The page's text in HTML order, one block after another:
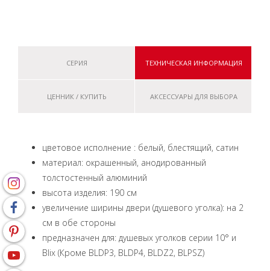
СЕРИЯ ТЕХНИЧЕСКАЯ ИНФОРМАЦИЯ
ЦЕННИК / КУПИТЬ АКСЕССУАРЫ ДЛЯ ВЫБОРА
цветовое исполнение : белый, блестящий, сатин
материал: окрашенный, анодированный
толстостенный алюминий
высота изделия: 190 см
увеличение ширины двери (душевого уголка): на 2
см в обе стороны
предназначен для: душевых уголков серии 10° и
Blix (Кроме BLDP3, BLDP4, BLDZ2, BLPSZ)